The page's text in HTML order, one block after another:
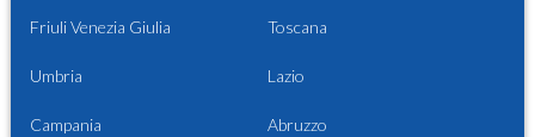
Friuli Venezia Giulia Toscana
Umbria Lazio
Campania Abruzzo